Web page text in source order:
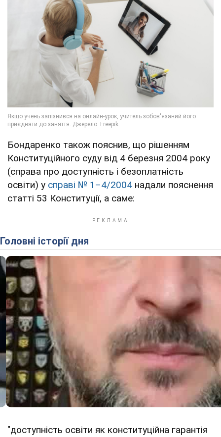
Бондаренко також пояснив, що рішенням
Конституційного суду від 4 березня 2004 року
(справа про доступність і безоплатність
освіти) у справі № 1–4/2004 надали пояснення
статті 53 Конституції, а саме:
Головні історії дня
"доступність освіти як конституційна гарантія